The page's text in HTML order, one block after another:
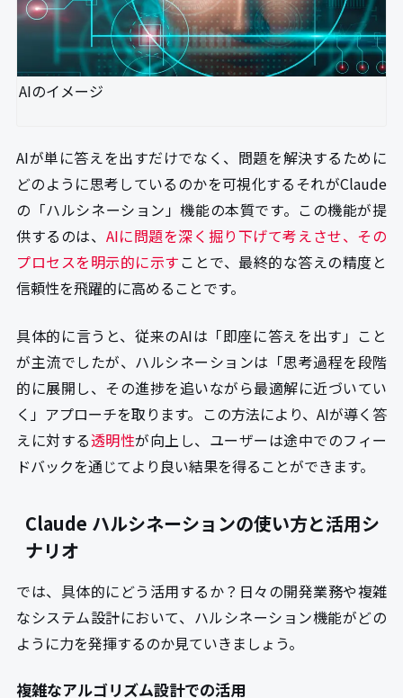
AIのイメージ
AIが単に答えを出すだけでなく、問題を解決するために
どのように思考しているのかを可視化する――それがClaude
の「ハルシネーション」機能の本質です。この機能が提
供するのは、 AIに問題を深く掘り下げて考えさせ、その
プロセスを明示的に示すことで、最終的な答えの精度と
信頼性を飛躍的に高めることです。
具体的に言うと、従来のAIは「即座に答えを出す」こと
が主流でしたが、ハルシネーションは「思考過程を段階
的に展開し、その進捗を追いながら最適解に近づいてい
く」アプローチを取ります。この方法により、AIが導く答
えに対する透明性が向上し、ユーザーは途中でのフィー
ドバックを通じてより良い結果を得ることができます。
Claude ハルシネーションの使い方と活用シ
ナリオ
では、具体的にどう活用するか？日々の開発業務や複雑
なシステム設計において、ハルシネーション機能がどの
ように力を発揮するのか見ていきましょう。
複雑なアルゴリズム設計での活用